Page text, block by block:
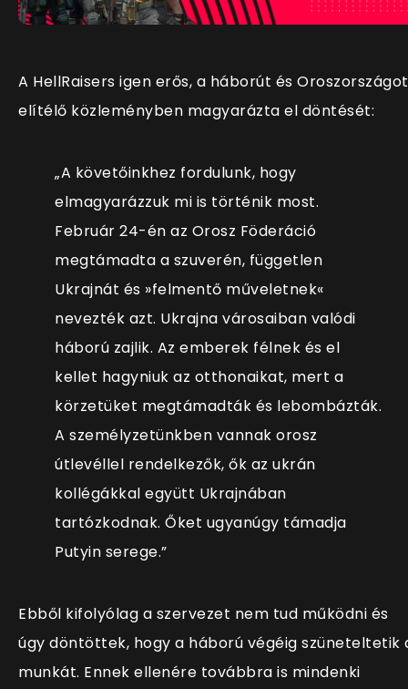
A HellRaisers igen erős, a háborút és Oroszországot
elítélő közleményben magyarázta el döntését:
„A követőinkhez fordulunk, hogy
elmagyarázzuk mi is történik most.
Február 24-én az Orosz Föderáció
megtámadta a szuverén, független
Ukrajnát és »felmentő műveletnek«
nevezték azt. Ukrajna városaiban valódi
háború zajlik. Az emberek félnek és el
kellet hagyniuk az otthonaikat, mert a
körzetüket megtámadták és lebombázták.
A személyzetünkben vannak orosz
útlevéllel rendelkezők, ők az ukrán
kollégákkal együtt Ukrajnában
tartózkodnak. Őket ugyanúgy támadja
Putyin serege.”
Ebből kifolyólag a szervezet nem tud működni és
úgy döntöttek, hogy a háború végéig szüneteltetik
munkát. Ennek ellenére továbbra is mindenki